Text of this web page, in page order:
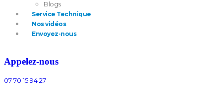
Blogs
Service Technique
Nos vidéos
Envoyez-nous
Appelez-nous
07 70 15 94 27